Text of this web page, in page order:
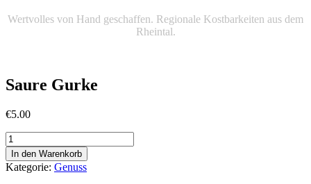
Wertvolles von Hand geschaffen. Regionale Kostbarkeiten aus dem
Rheintal.
Saure Gurke
€5.00
Saure
Gurke
Menge
In den Warenkorb
Kategorie: Genuss